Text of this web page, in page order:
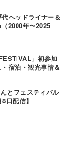
ヘッドライナー＆
2000年〜2025
」初参加
宿泊・観光事情＆
とフェスティバル
日配信】